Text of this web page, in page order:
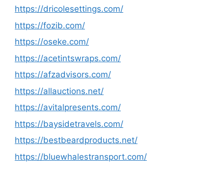
https://dricolesettings.com/
https://fozib.com/
https://oseke.com/
https://acetintswraps.com/
https://afzadvisors.com/
https://allauctions.net/
https://avitalpresents.com/
https://baysidetravels.com/
https://bestbeardproducts.net/
https://bluewhalestransport.com/